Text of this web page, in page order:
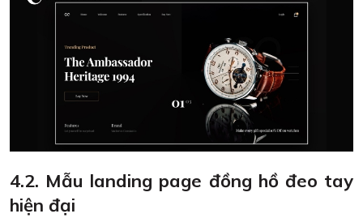
4.2. Mẫu landing page đồng hồ đeo tay
hiện đại